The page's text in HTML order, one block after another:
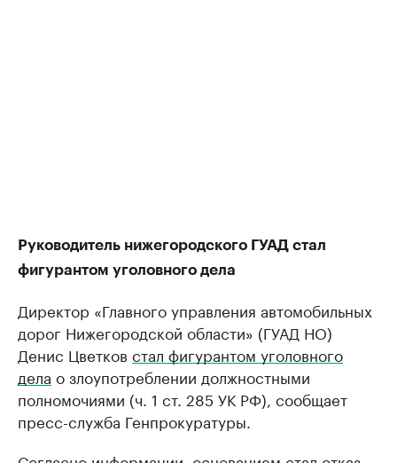
Руководитель нижегородского ГУАД стал
фигурантом уголовного дела
Директор «Главного управления автомобильных
дорог Нижегородской области» (ГУАД НО)
Денис Цветков стал фигурантом уголовного
дела о злоупотреблении должностными
полномочиями (ч. 1 ст. 285 УК РФ), сообщает
пресс-служба Генпрокуратуры.